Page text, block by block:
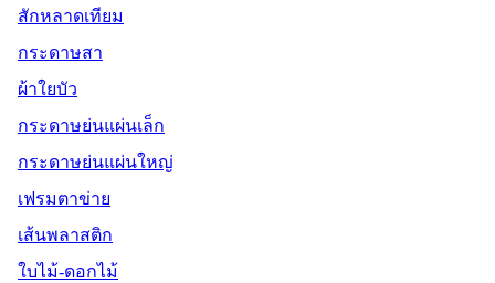
สักหลาดเทียม
กระดาษสา
ผ้าใยบัว
กระดาษย่นแผ่นเล็ก
กระดาษย่นแผ่นใหญ่
เฟรมตาข่าย
เส้นพลาสติก
ใบไม้-ดอกไม้